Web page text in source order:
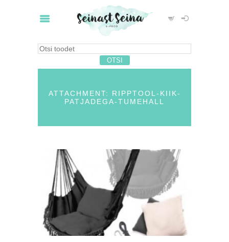
ATTACHMENT: RIPPTOOL-KIIK-
PATJADEGA-TUMEHALL